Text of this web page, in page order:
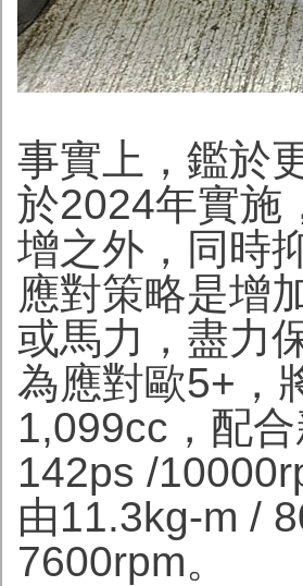
事實上，鑑於
於2024年實施
增之外，同時
應對策略是增
或馬力，盡力
為應對歐5+，
1,099cc，配
142ps /
由11.3kg-m /
7600rpm。